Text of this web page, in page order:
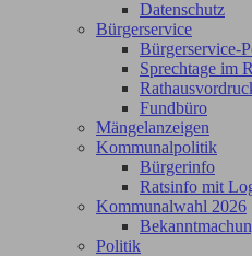
Datenschutz
Bürgerservice
Bürgerservice-
Sprechtage im
Fundbüro
Mängelanzeigen
Kommunalpolitik
Bürgerinfo
Ratsinfo mit
Kommunalwahl 2026
Politik